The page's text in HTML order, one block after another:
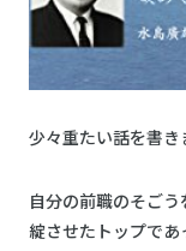
少々重たい話を書き
自分の前職のそご
綻させたトップであ